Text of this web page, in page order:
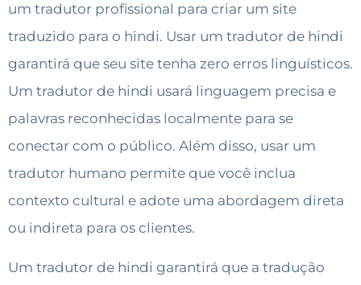
um tradutor profissional para criar um site
traduzido para o hindi. Usar um tradutor de hindi
garantirá que seu site tenha zero erros linguísticos.
Um tradutor de hindi usará linguagem precisa e
palavras reconhecidas localmente para se
conectar com o público. Além disso, usar um
tradutor humano permite que você inclua
contexto cultural e adote uma abordagem direta
ou indireta para os clientes.
Um tradutor de hindi garantirá que a tradução